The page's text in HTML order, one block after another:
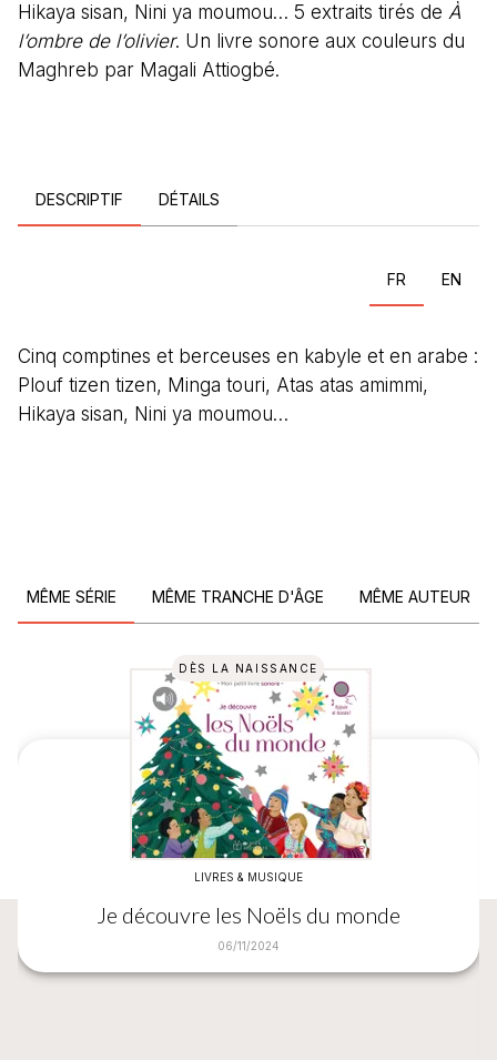
Hikaya sisan, Nini ya moumou… 5 extraits tirés de À
l’ombre de l’olivier. Un livre sonore aux couleurs du
Maghreb par Magali Attiogbé.
DESCRIPTIF DÉTAILS
FR EN
Cinq comptines et berceuses en kabyle et en arabe :
Plouf tizen tizen, Minga touri, Atas atas amimmi,
Hikaya sisan, Nini ya moumou…
MÊME SÉRIE MÊME TRANCHE D'ÂGE MÊME AUTEUR
DÈS LA NAISSANCE
LIVRES & MUSIQUE
Je découvre les Noëls du monde
06/11/2024